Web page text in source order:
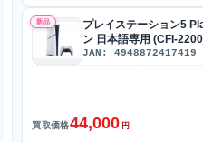
新品
プレイステーション5
ン 日本語専用 (CFI-
JAN: 4948872417419
買取価格44,000 円